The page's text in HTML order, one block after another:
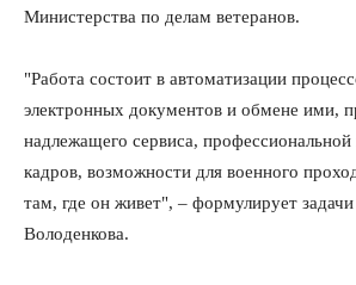
Министерства по делам ветеранов.
"Работа состоит в автоматизации
электронных документов и обмене ими,
надлежащего сервиса, профессиональной
кадров, возможности для военного
там, где он живет", – формулирует
Володенкова.